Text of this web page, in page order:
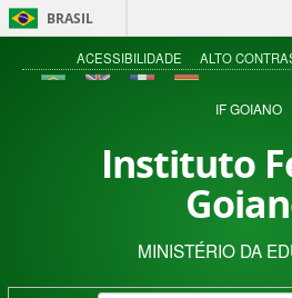
BRASIL
ACESSIBILIDADE ALTO
IF GOIANO
Instituto
MINISTÉRIO DA